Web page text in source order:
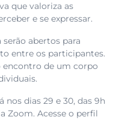
que valoriza as
e se expressar.
abertos para
entre os participantes.
encontro de um corpo
nos dias 29 e 30, das 9h
Zoom. Acesse o perfil